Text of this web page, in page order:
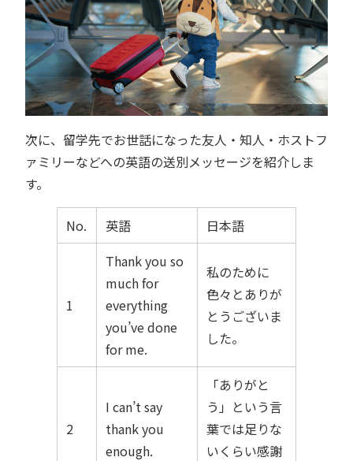
次に、留学先でお世話になった友人・知人・ホストフ
ァミリーなどへの英語の送別メッセージを紹介しま
す。
No. 英語 日本語
1
Thank you so
much for
everything
you’ve done
for me.
私のために
色々とありが
とうございま
した。
2
I can’t say
thank you
enough.
「ありがと
う」という言
葉では足りな
いくらい感謝